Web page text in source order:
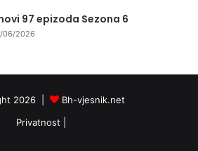
97 epizoda Sezona 6
06/2026
2026 |
Bh-vjesnik.net
Privatnost